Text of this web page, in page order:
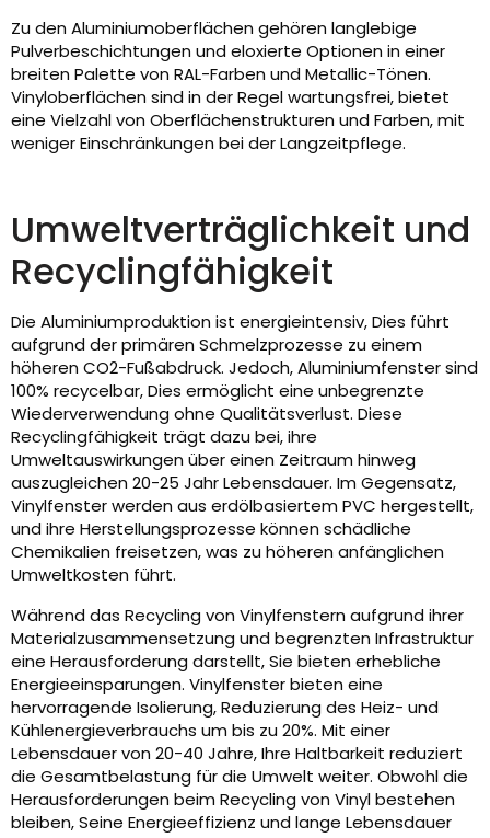
Zu den Aluminiumoberflächen gehören langlebige
Pulverbeschichtungen und eloxierte Optionen in einer
breiten Palette von RAL-Farben und Metallic-Tönen.
Vinyloberflächen sind in der Regel wartungsfrei, bietet
eine Vielzahl von Oberflächenstrukturen und Farben, mit
weniger Einschränkungen bei der Langzeitpflege.
Umweltverträglichkeit und
Recyclingfähigkeit
Die Aluminiumproduktion ist energieintensiv, Dies führt
aufgrund der primären Schmelzprozesse zu einem
höheren CO2-Fußabdruck. Jedoch, Aluminiumfenster sind
100% recycelbar, Dies ermöglicht eine unbegrenzte
Wiederverwendung ohne Qualitätsverlust. Diese
Recyclingfähigkeit trägt dazu bei, ihre
Umweltauswirkungen über einen Zeitraum hinweg
auszugleichen 20-25 Jahr Lebensdauer. Im Gegensatz,
Vinylfenster werden aus erdölbasiertem PVC hergestellt,
und ihre Herstellungsprozesse können schädliche
Chemikalien freisetzen, was zu höheren anfänglichen
Umweltkosten führt.
Während das Recycling von Vinylfenstern aufgrund ihrer
Materialzusammensetzung und begrenzten Infrastruktur
eine Herausforderung darstellt, Sie bieten erhebliche
Energieeinsparungen. Vinylfenster bieten eine
hervorragende Isolierung, Reduzierung des Heiz- und
Kühlenergieverbrauchs um bis zu 20%. Mit einer
Lebensdauer von 20-40 Jahre, Ihre Haltbarkeit reduziert
die Gesamtbelastung für die Umwelt weiter. Obwohl die
Herausforderungen beim Recycling von Vinyl bestehen
bleiben, Seine Energieeffizienz und lange Lebensdauer